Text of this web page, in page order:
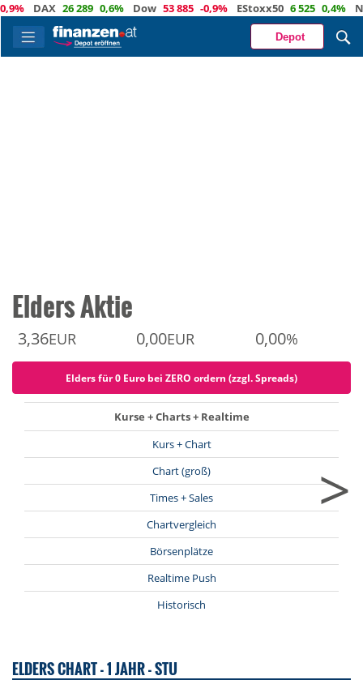
DAX 26 289 0,6% Dow 53 885 -0,9% EStoxx50 6 525 0,4%
Depot
Elders Aktie
3,36EUR 0,00EUR 0,00%
Elders für 0 Euro bei ZERO ordern (zzgl. Spreads)
Kurse + Charts + Realtime
Kurs + Chart
Chart (groß)
Times + Sales
Chartvergleich
Börsenplätze
Realtime Push
Historisch
>
ELDERS CHART - 1 JAHR - STU